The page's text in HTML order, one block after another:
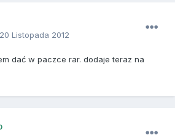
20 Listopada 2012
dać w paczce rar. dodaje teraz na